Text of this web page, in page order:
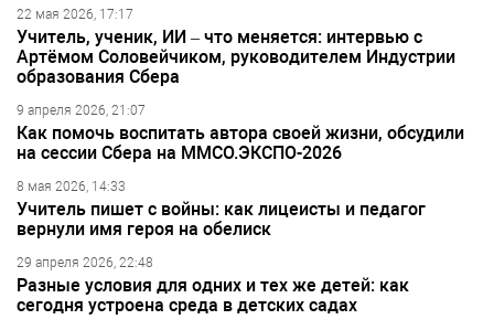
22 мая 2026, 17:17
Учитель, ученик, ИИ – что меняется: интервью с
Артёмом Соловейчиком, руководителем Индустрии
образования Сбера
9 апреля 2026, 21:07
Как помочь воспитать автора своей жизни, обсудили
на сессии Сбера на ММСО.ЭКСПО-2026
8 мая 2026, 14:33
Учитель пишет с войны: как лицеисты и педагог
вернули имя героя на обелиск
29 апреля 2026, 22:48
Разные условия для одних и тех же детей: как
сегодня устроена среда в детских садах